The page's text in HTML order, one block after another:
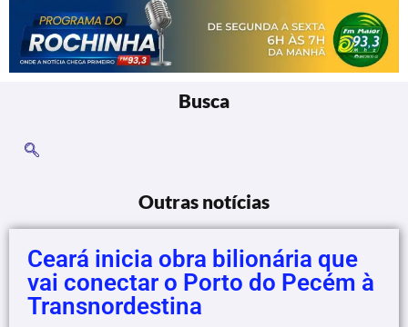
Busca
Outras notícias
Ceará inicia obra bilionária que
vai conectar o Porto do Pecém à
Transnordestina